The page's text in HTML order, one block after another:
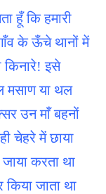
हूँ कि हमारी
के ऊँचे थानों में
किनारे! इसे
मसाण या थल
उन माँ बहनों
चेहरे में छाया
जाया करता था
जाता था